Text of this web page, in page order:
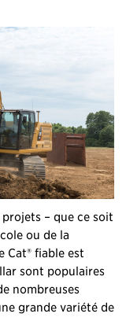
– que ce soit
ou de la
Cat® fiable est
sont populaires
nombreuses
grande variété de